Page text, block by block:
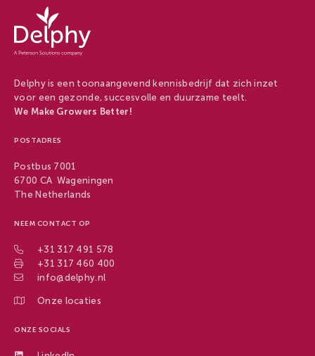
Delphy
-
Delphy
Delphy is een toonaangevend kennisbedrijf dat zich inzet
voor een gezonde, succesvolle en duurzame teelt.
We Make Growers Better!
POSTADRES
Postbus 7001
6700 CA Wageningen
The Netherlands
NEEM CONTACT OP
+31 317 491 578
+31 317 460 400
info@delphy.nl
Onze locaties
ONZE SOCIALS